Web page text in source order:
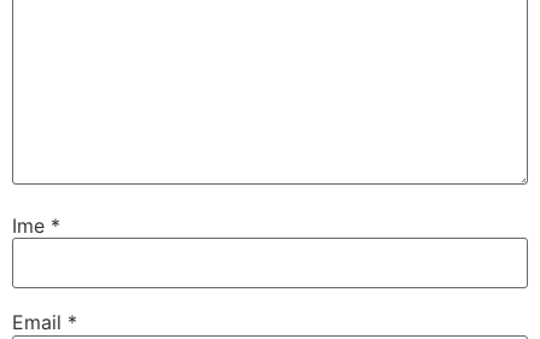
Ime *
Email *